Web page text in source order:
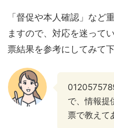
「督促や本人確認」など
ますので、対応を迷って
票結果を参考にしてみて下
で、情報提
票で教えて